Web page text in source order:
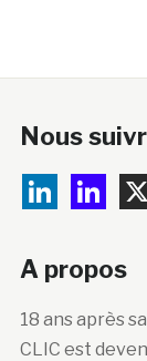
Nous
A propos
18 ans après
CLIC est